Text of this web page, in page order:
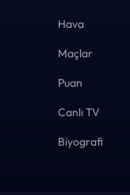
Hava
Maçlar
Puan
Canlı TV
Biyografi